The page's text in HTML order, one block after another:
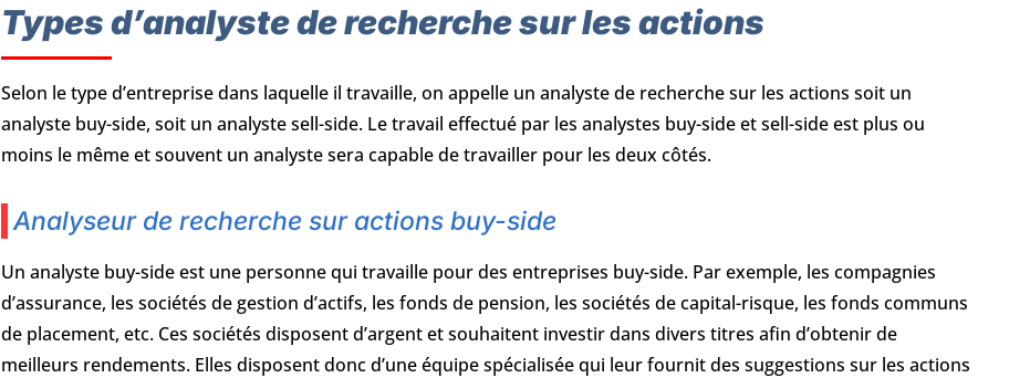
Types d’analyste de recherche sur les actions
Selon le type d’entreprise dans laquelle il travaille, on appelle un analyste de recherche sur les actions soit un
analyste buy-side, soit un analyste sell-side. Le travail effectué par les analystes buy-side et sell-side est plus ou
moins le même et souvent un analyste sera capable de travailler pour les deux côtés.
Analyseur de recherche sur actions buy-side
Un analyste buy-side est une personne qui travaille pour des entreprises buy-side. Par exemple, les compagnies
d’assurance, les sociétés de gestion d’actifs, les fonds de pension, les sociétés de capital-risque, les fonds communs
de placement, etc. Ces sociétés disposent d’argent et souhaitent investir dans divers titres afin d’obtenir de
meilleurs rendements. Elles disposent donc d’une équipe spécialisée qui leur fournit des suggestions sur les actions